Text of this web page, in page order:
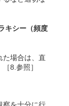
キシー （頻度
た場合は、直
8.参照］